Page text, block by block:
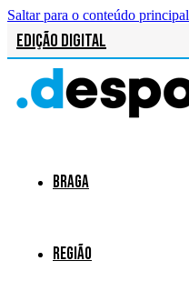
Saltar para o conteúdo principal
Edição Digital
Braga
Região